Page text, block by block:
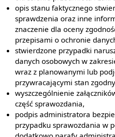
opis stanu faktycznego
sprawdzenia oraz inne
znaczenie dla oceny
przepisami o ochronie
stwierdzone przypadki
danych osobowych w
wraz z planowanymi lub
przywracającymi stan
wyszczególnienie
część sprawozdania,
podpis administratora
przypadku sprawozdania w